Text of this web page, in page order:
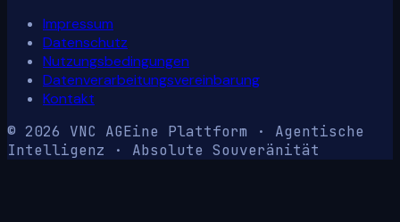
Impressum
Datenschutz
Nutzungsbedingungen
Datenverarbeitungsvereinbarung
Kontakt
© 2026 VNC AGEine Plattform · Agentische
Intelligenz · Absolute Souveränität